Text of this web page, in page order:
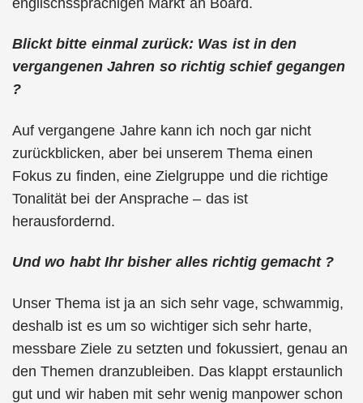
Blickt bitte einmal zurück: Was ist in den
vergangenen Jahren so richtig schief gegangen
?
Auf vergangene Jahre kann ich noch gar nicht
zurückblicken, aber bei unserem Thema einen
Fokus zu finden, eine Zielgruppe und die richtige
Tonalität bei der Ansprache – das ist
herausfordernd.
Und wo habt Ihr bisher alles richtig gemacht ?
Unser Thema ist ja an sich sehr vage, schwammig,
deshalb ist es um so wichtiger sich sehr harte,
messbare Ziele zu setzten und fokussiert, genau an
den Themen dranzubleiben. Das klappt erstaunlich
gut und wir haben mit sehr wenig manpower schon